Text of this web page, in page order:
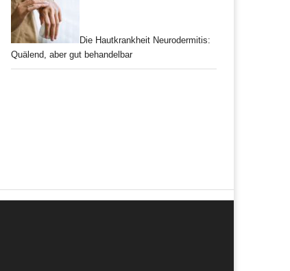
Die Hautkrankheit Neurodermitis:
Quälend, aber gut behandelbar